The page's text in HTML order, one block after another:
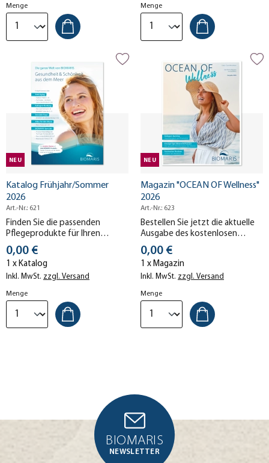
Menge Menge
NEU
Katalog Frühjahr/Sommer
2026
Art.-Nr.: 621
Finden Sie die passenden
Pflegeprodukte für Ihren
Hauttyp und erfahren Sie mehr
über die Produkt-Neuheiten im
BIOMARIS Sortiment.
Stückpreis
0,00 €
1 x Katalog
Inkl. MwSt. zzgl. Versand
Menge
NEU
Magazin "OCEAN OF Wellness"
2026
Art.-Nr.: 623
Bestellen Sie jetzt die aktuelle
Ausgabe des kostenlosen
BIOMARIS Magazins "OCEAN OF
Wellness". Zur Online-
Blätterversion
Stückpreis
0,00 €
1 x Magazin
Inkl. MwSt. zzgl. Versand
Menge
BIOMARIS
NEWSLETTER